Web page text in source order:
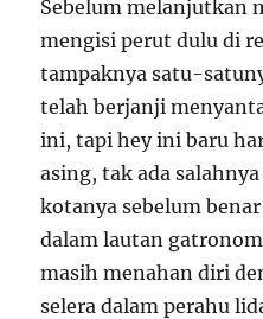
Sebelum melanjutkan
mengisi perut dulu di
tampaknya satu-
telah berjanji
ini, tapi hey ini baru
asing, tak ada
kotanya sebelum
dalam lautan
masih menahan diri
selera dalam perahu